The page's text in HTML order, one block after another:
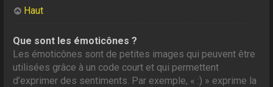
Haut
Que sont les émoticônes ?
Les émoticônes sont de petites images qui peuvent être
utilisées grâce à un code court et qui permettent
d’exprimer des sentiments. Par exemple, « :) » exprime la